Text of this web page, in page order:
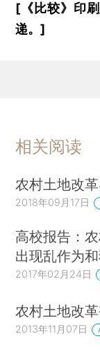
[《比较》印刷
递。]
相关阅读
农村土地改
2018年09月17日
高校报告：
出现乱作为
2017年02月24日
农村土地改
2013年11月07日